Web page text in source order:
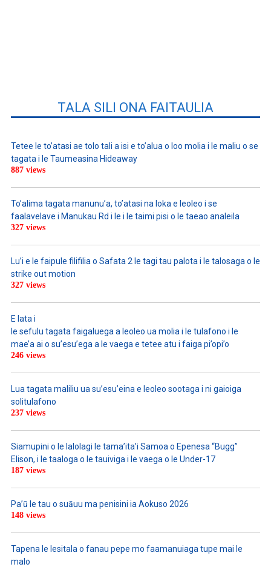
TALA SILI ONA FAITAULIA
Tetee le to’atasi ae tolo tali a isi e to’alua o loo molia i le maliu o se
tagata i le Taumeasina Hideaway
887 views
To’alima tagata manunu’a, to’atasi na loka e leoleo i se
faalavelave i Manukau Rd i le i le taimi pisi o le taeao analeila
327 views
Lu’i e le faipule filifilia o Safata 2 le tagi tau palota i le talosaga o le
strike out motion
327 views
E lata i
le sefulu tagata faigaluega a leoleo ua molia i le tulafono i le
mae’a ai o su’esu’ega a le vaega e tetee atu i faiga pi’opi’o
246 views
Lua tagata maliliu ua su’esu’eina e leoleo sootaga i ni gaioiga
solitulafono
237 views
Siamupini o le lalolagi le tama’ita’i Samoa o Epenesa “Bugg”
Elison, i le taaloga o le tauiviga i le vaega o le Under-17
187 views
Pa’ū le tau o suāuu ma penisini ia Aokuso 2026
148 views
Tapena le lesitala o fanau pepe mo faamanuiaga tupe mai le
malo